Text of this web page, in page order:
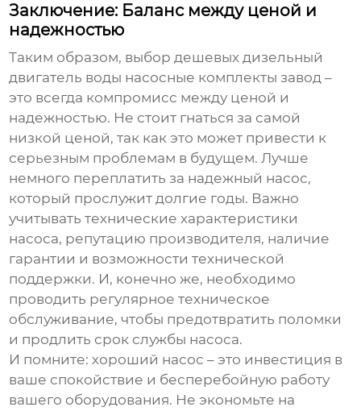
Заключение: Баланс между ценой и
надежностью
Таким образом, выбордешевых дизельный
двигатель воды насосные комплекты завод –
это всегда компромисс между ценой и
надежностью. Не стоит гнаться за самой
низкой ценой, так как это может привести к
серьезным проблемам в будущем. Лучше
немного переплатить за надежный насос,
который прослужит долгие годы. Важно
учитывать технические характеристики
насоса, репутацию производителя, наличие
гарантии и возможности технической
поддержки. И, конечно же, необходимо
проводить регулярное техническое
обслуживание, чтобы предотвратить поломки
и продлить срок службы насоса.
И помните: хороший насос – это инвестиция в
ваше спокойствие и бесперебойную работу
вашего оборудования. Не экономьте на